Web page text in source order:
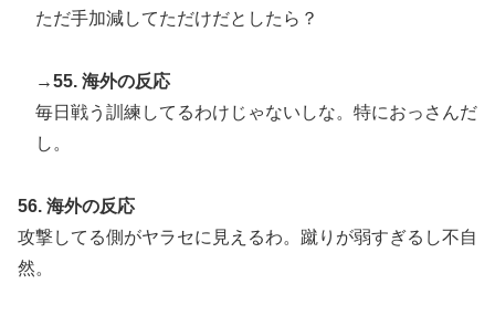
ただ手加減してただけだとしたら？
→55. 海外の反応
毎日戦う訓練してるわけじゃないしな。特におっさんだ
し。
56. 海外の反応
攻撃してる側がヤラセに見えるわ。蹴りが弱すぎるし不自
然。